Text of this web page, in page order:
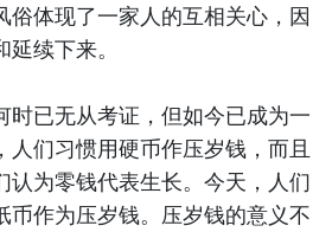
俗体现了一家人的互相关心，因
续下来。
时已无从考证，但如今已成为一
人们习惯用硬币作压岁钱，而且
认为零钱代表生长。今天，人们
币作为压岁钱。压岁钱的意义不